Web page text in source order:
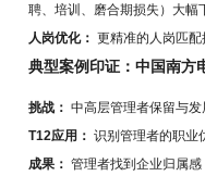
聘、培训、磨合期损失）大幅
人岗优化： 更精准的人岗匹配
典型案例印证：中国南方
挑战： 中高层管理者保留与发
T12应用： 识别管理者的职业
成果： 管理者找到企业归属